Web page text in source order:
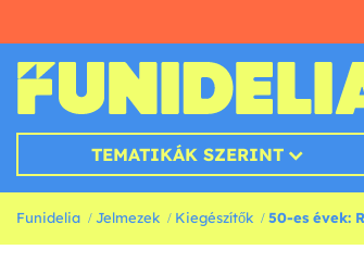
TEMATIKÁK SZERINT
Funidelia Jelmezek Kiegészítők 50-es évek: